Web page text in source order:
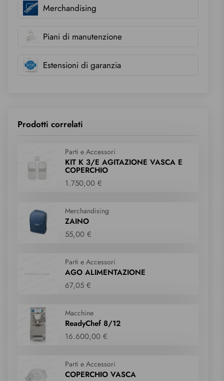
Merchandising
Piani di manutenzione
Estensioni di garanzia
Prodotti correlati
Parti e Accessori
KIT K 3/E AGITAZIONE VASCA E
COPERCHIO
1.750,00 €
Merchandising
ZAINO
55,00 €
Parti e Accessori
AGO ALIMENTAZIONE
67,05 €
Macchine
ReadyChef 8/12
16.600,00 €
Parti e Accessori
COPERCHIO VASCA